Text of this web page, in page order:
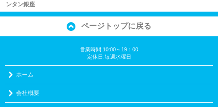
ンタン銀座
ページトップに戻る
営業時間:10:00～19：00
定休日:毎週水曜日
ホーム
会社概要